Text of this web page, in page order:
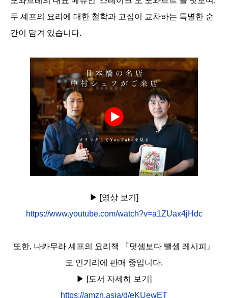
두 셰프의 요리에 대한 철학과 고집이 교차하는 특별한 순
간이 담겨 있습니다.
▶︎ [영상 보기]
https://www.youtube.com/watch?v=a1ZUax4jHdc
또한, 나카무라 셰프의 요리책 『덧셈보다 뺄셈 레시피』
도 인기리에 판매 중입니다.
▶︎ [도서 자세히 보기]
https://amzn.asia/d/eKUewET